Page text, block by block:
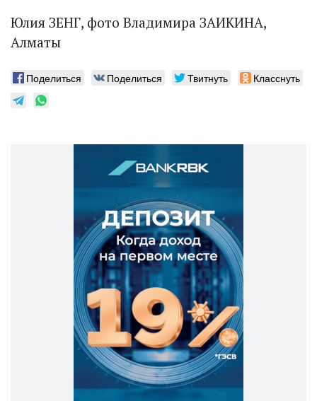
Юлия ЗЕНГ, фото Владимира ЗАИКИНА,
Алматы
Поделиться Поделиться Твитнуть Класснуть